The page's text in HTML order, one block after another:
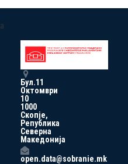
a
Бул.11
Октомври
10
1000
Скопје,
Република
Северна
Македонија
open.data@sobranie.mk